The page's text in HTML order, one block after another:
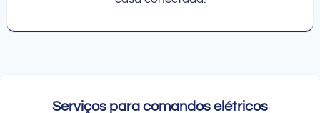
Serviços para comandos elétricos